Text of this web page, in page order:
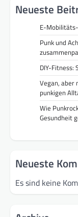
Neueste
E-
Punk und
DIY-
Vegan, aber
punkigen
Wie
Gesundheit
Neueste
Es sind keine